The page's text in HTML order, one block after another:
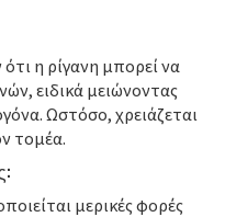
η ρίγανη μπορεί να
ειδικά μειώνοντας
Ωστόσο, χρειάζεται
τομέα.
μερικές φορές